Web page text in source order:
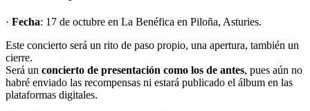
· Fecha: 17 de octubre en La Benéfica en Piloña, Asturies.
Este concierto será un rito de paso propio, una apertura, también un
cierre.
Será un concierto de presentación como los de antes, pues aún no
habré enviado las recompensas ni estará publicado el álbum en las
plataformas digitales.